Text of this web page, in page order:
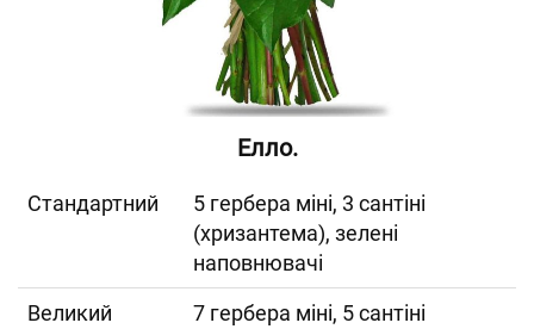
Елло.
Cтандартний
5 гербера міні, 3 сантіні
(хризантема), зелені
наповнювачі
Великий
7 гербера міні, 5 сантіні